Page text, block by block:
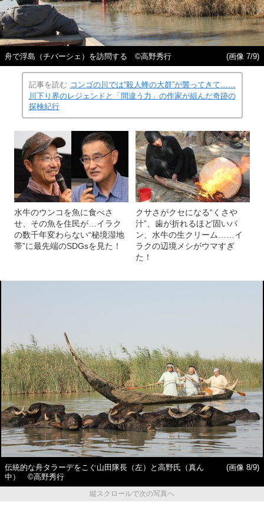
舟で浮島（チバーシェ）を訪問する ©高野秀行 (画像 7/9)
記事を読む コンゴの川では“殺人蜂の大群”が襲ってきて……
川下り界のレジェンドと「間違う力」の作家が組んだ奇跡の
探検紀行
水牛のウンコを魚に食べさ
せ、その魚を住民が…イラク
の数千年変わらない“秘境湿地
帯”に最先端のSDGsを見た！
クサさがクセになる“くさや
汁”、歯が折れるほど固いパ
ン、水牛の生クリーム……イ
ラクの辺境メシがウマすぎ
た！
伝統的な舟タラーデをこぐ山田隊長（左）と高野氏（真ん
中） ©高野秀行
(画像 8/9)
縦スクロールで次の写真へ